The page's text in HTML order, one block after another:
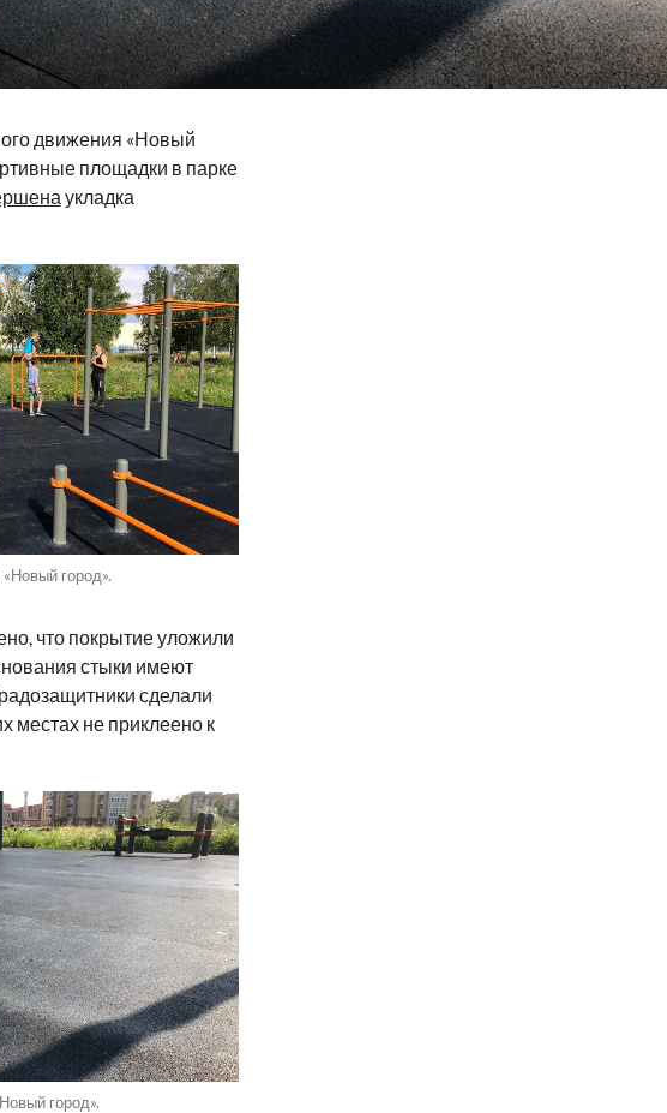
движения «Новый
площадки в парке
укладка
город».
что покрытие уложили
стыки имеют
сделали
местах не приклеено к
город».